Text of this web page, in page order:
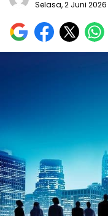
Selasa, 2 Juni 2026